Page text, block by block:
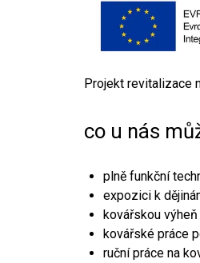
Projekt revitalizace
co u nás
plně funkční
expozici k
kovářskou
kovářské práce
ruční práce na